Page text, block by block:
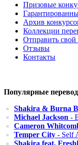
Призовые
Архив
Коллекции
Отправить свой
Отзывы
Контакты
Популярные
Shakira & Burna
Michael Jackson -
Cameron
Temper City - Self
Shakira feat.